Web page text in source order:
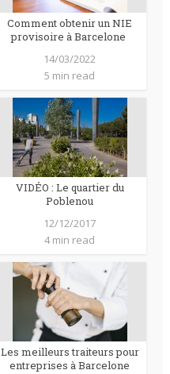
Comment obtenir un NIE
provisoire à Barcelone
14/03/2022
5 min read
VIDÉO : Le quartier du
Poblenou
12/12/2017
4 min read
Les meilleurs traiteurs pour
entreprises à Barcelone